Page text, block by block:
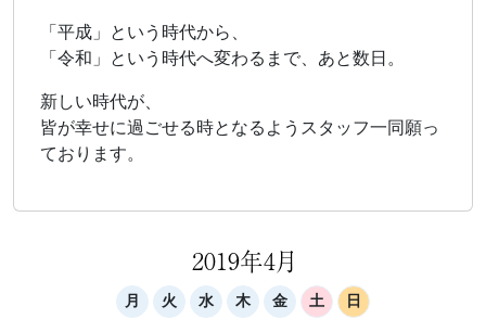
「平成」という時代から、
「令和」という時代へ変わるまで、あと数日。
新しい時代が、
皆が幸せに過ごせる時となるようスタッフ一同願っ
ております。
2019年4月
月 火 水 木 金 土 日